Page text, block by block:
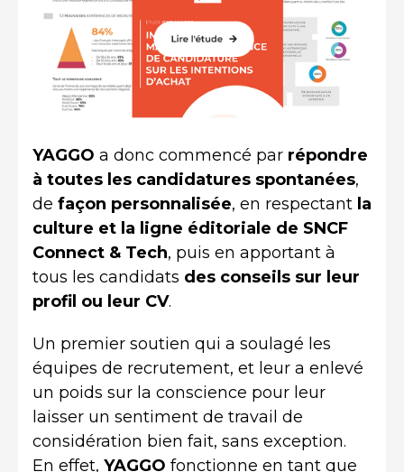
YAGGO a donc commencé par répondre
à toutes les candidatures spontanées,
de façon personnalisée, en respectant la
culture et la ligne éditoriale de SNCF
Connect & Tech, puis en apportant à
tous les candidats des conseils sur leur
profil ou leur CV.
Un premier soutien qui a soulagé les
équipes de recrutement, et leur a enlevé
un poids sur la conscience pour leur
laisser un sentiment de travail de
considération bien fait, sans exception.
En effet, YAGGO fonctionne en tant que